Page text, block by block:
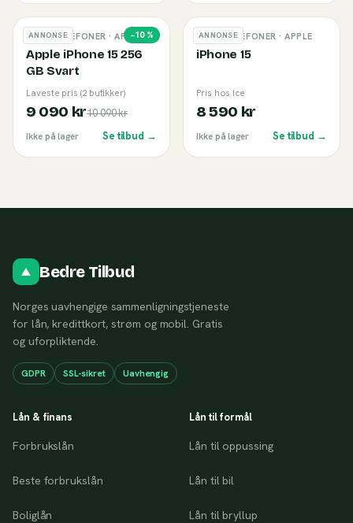
ANNONSE −10%
MOBILTELEFONER · APPLE
Apple iPhone 15 256
GB Svart
Laveste pris (2 butikker)
9 090 kr10 090 kr
Ikke på lager Se tilbud →
ANNONSE
MOBILTELEFONER · APPLE
iPhone 15
Pris hos Ice
8 590 kr
Ikke på lager Se tilbud →
Bedre Tilbud
Norges uavhengige sammenligningstjeneste
for lån, kredittkort, strøm og mobil. Gratis
og uforpliktende.
GDPR SSL-sikret Uavhengig
Lån & finans
Forbrukslån
Beste forbrukslån
Boliglån
Lån til formål
Lån til oppussing
Lån til bil
Lån til bryllup